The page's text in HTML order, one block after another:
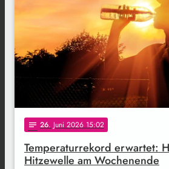
notes 26. Juni 2026 15:02
Temperaturrekord erwartet:
Hitzewelle am Wochenende